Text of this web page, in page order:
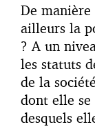
De
ailleurs la
? A un
les statuts
de la
dont elle
desquels